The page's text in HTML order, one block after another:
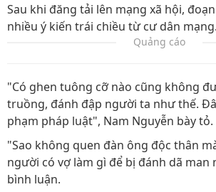
Sau khi đăng tải lên mạng xã hội,
nhiều ý kiến trái chiều từ cư dân mạng.
Quảng cáo
"Có ghen tuông cỡ nào cũng không
truồng, đánh đập người ta như thế.
phạm pháp luật", Nam Nguyễn bày tỏ.
"Sao không quen đàn ông độc thân
người có vợ làm gì để bị đánh dã man
bình luận.